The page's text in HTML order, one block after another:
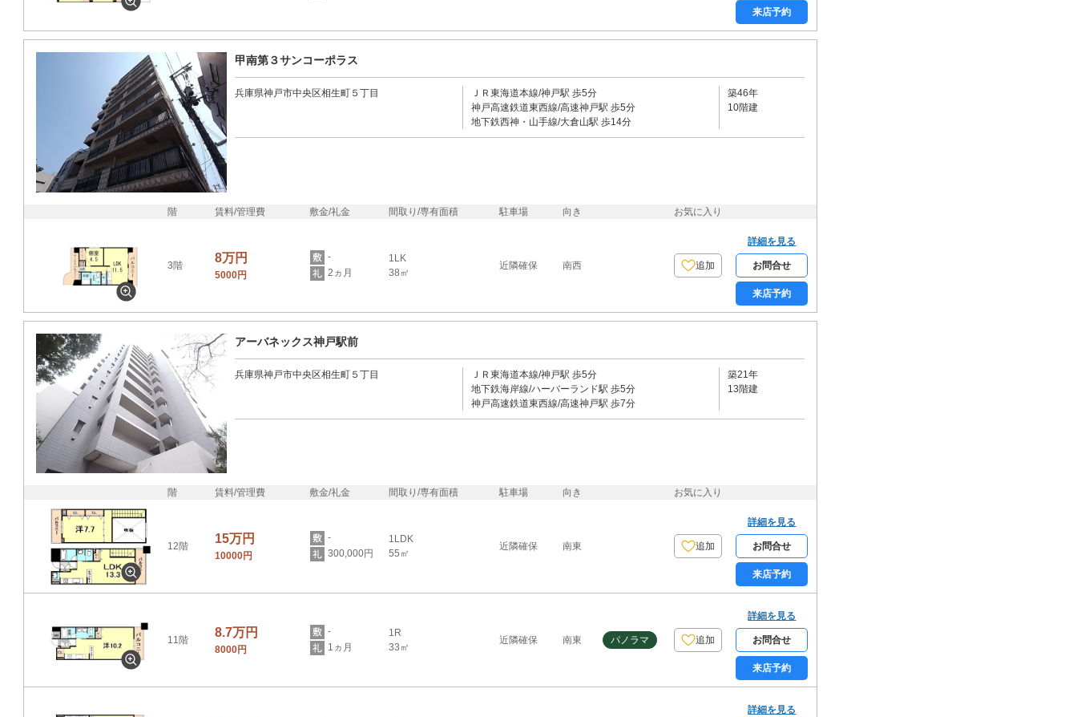
来店予約
甲南第３サンコーポラス
兵庫県神戸市中央区相生町５丁目
ＪＲ東海道本線/神戸駅 歩5分
神戸高速鉄道東西線/高速神戸駅 歩5分
地下鉄西神・山手線/大倉山駅 歩14分
築46年
10階建
階 賃料/管理費 敷金/礼金 間取り/専有面積 駐車場 向き お気に入り
3階
8万円
5000円
-
2ヵ月
1LK
38㎡
近隣確保 南西 追加
詳細を見る
お問合せ
来店予約
アーバネックス神戸駅前
兵庫県神戸市中央区相生町５丁目
ＪＲ東海道本線/神戸駅 歩5分
地下鉄海岸線/ハーバーランド駅 歩5分
神戸高速鉄道東西線/高速神戸駅 歩7分
築21年
13階建
階 賃料/管理費 敷金/礼金 間取り/専有面積 駐車場 向き お気に入り
12階
15万円
10000円
-
300,000円
1LDK
55㎡
近隣確保 南東 追加
詳細を見る
お問合せ
来店予約
11階
8.7万円
8000円
-
1ヵ月
1R
33㎡
近隣確保 南東 パノラマ 追加
詳細を見る
お問合せ
来店予約
詳細を見る